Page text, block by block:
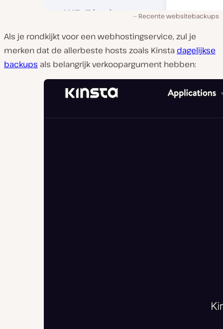
Recente websitebackups
Als je rondkijkt voor een webhostingservice, zul je
merken dat de allerbeste hosts zoals Kinsta dagelijkse
backups als belangrijk verkoopargument hebben: